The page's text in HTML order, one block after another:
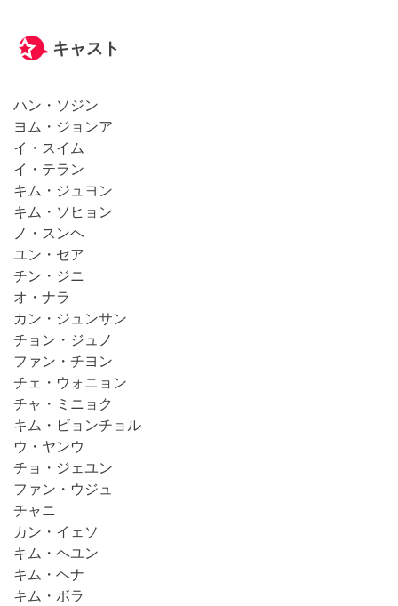
キャスト
ハン・ソジン
ヨム・ジョンア
イ・スイム
イ・テラン
キム・ジュヨン
キム・ソヒョン
ノ・スンヘ
ユン・セア
チン・ジニ
オ・ナラ
カン・ジュンサン
チョン・ジュノ
ファン・チヨン
チェ・ウォニョン
チャ・ミニョク
キム・ビョンチョル
ウ・ヤンウ
チョ・ジェユン
ファン・ウジュ
チャニ
カン・イェソ
キム・ヘユン
キム・ヘナ
キム・ボラ